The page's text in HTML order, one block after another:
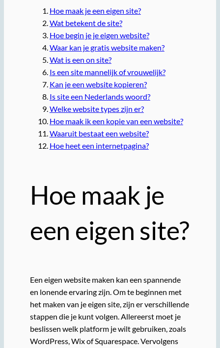
Hoe maak je een eigen site?
Wat betekent de site?
Hoe begin je je eigen website?
Waar kan je gratis website maken?
Wat is een on site?
Is een site mannelijk of vrouwelijk?
Kan je een website kopieren?
Is site een Nederlands woord?
Welke website types zijn er?
Hoe maak ik een kopie van een website?
Waaruit bestaat een website?
Hoe heet een internetpagina?
Hoe maak je
een eigen site?
Een eigen website maken kan een spannende
en lonende ervaring zijn. Om te beginnen met
het maken van je eigen site, zijn er verschillende
stappen die je kunt volgen. Allereerst moet je
beslissen welk platform je wilt gebruiken, zoals
WordPress, Wix of Squarespace. Vervolgens